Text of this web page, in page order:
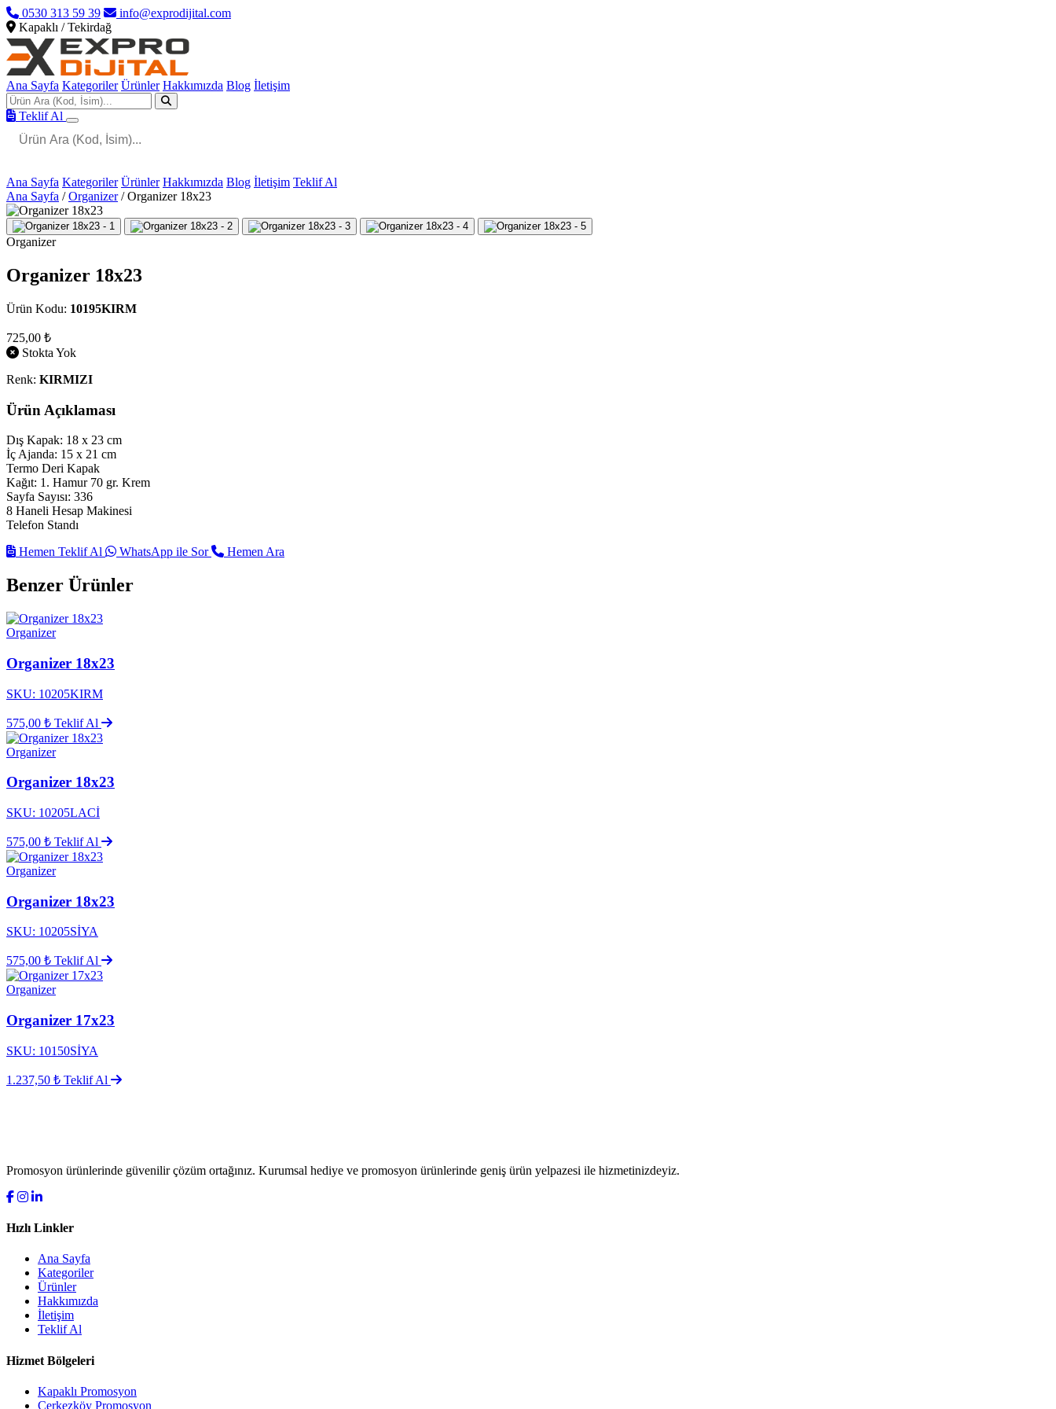
0530 313 59 39
info@exprodijital.com
Kapaklı / Tekirdağ
Ana Sayfa Kategoriler Ürünler Hakkımızda Blog İletişim
Teklif Al
Ana Sayfa Kategoriler Ürünler Hakkımızda Blog İletişim Teklif Al
Ana Sayfa / Organizer / Organizer 18x23
Organizer
Organizer 18x23
Ürün Kodu: 10195KIRM
725,00 ₺
Stokta Yok
Renk: KIRMIZI
Ürün Açıklaması
Dış Kapak: 18 x 23 cm
İç Ajanda: 15 x 21 cm
Termo Deri Kapak
Kağıt: 1. Hamur 70 gr. Krem
Sayfa Sayısı: 336
8 Haneli Hesap Makinesi
Telefon Standı
Hemen Teklif Al
WhatsApp ile Sor Hemen Ara
Benzer Ürünler
Organizer
Organizer 18x23
SKU: 10205KIRM
575,00 ₺ Teklif Al
Organizer
Organizer 18x23
SKU: 10205LACİ
575,00 ₺ Teklif Al
Organizer
Organizer 18x23
SKU: 10205SİYA
575,00 ₺ Teklif Al
Organizer
Organizer 17x23
SKU: 10150SİYA
1.237,50 ₺ Teklif Al
Promosyon ürünlerinde güvenilir çözüm ortağınız. Kurumsal hediye ve promosyon ürünlerinde geniş ürün yelpazesi ile hizmetinizdeyiz.
Hızlı Linkler
Ana Sayfa
Kategoriler
Ürünler
Hakkımızda
İletişim
Teklif Al
Hizmet Bölgeleri
Kapaklı Promosyon
Çerkezköy Promosyon